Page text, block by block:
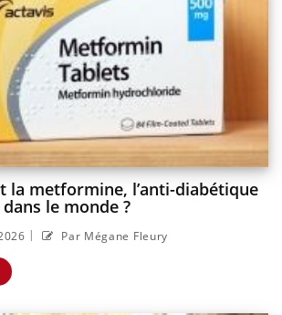
la metformine, l’anti-diabétique
le monde ?
| Par Mégane Fleury